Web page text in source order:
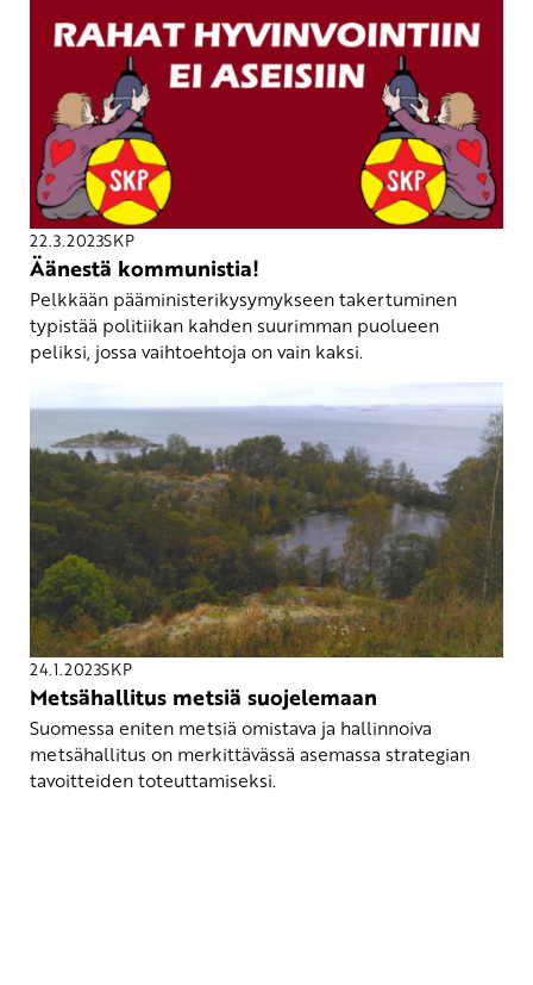
22.3.2023SKP
Äänestä kommunistia!
Pelkkään pääministerikysymykseen takertuminen
typistää politiikan kahden suurimman puolueen
peliksi, jossa vaihtoehtoja on vain kaksi.
24.1.2023SKP
Metsähallitus metsiä suojelemaan
Suomessa eniten metsiä omistava ja hallinnoiva
metsähallitus on merkittävässä asemassa strategian
tavoitteiden toteuttamiseksi.